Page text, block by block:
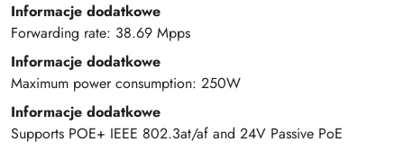
Informacje dodatkowe
Forwarding rate: 38.69 Mpps
Informacje dodatkowe
Maximum power consumption: 250W
Informacje dodatkowe
Supports POE+ IEEE 802.3at/af and 24V Passive PoE